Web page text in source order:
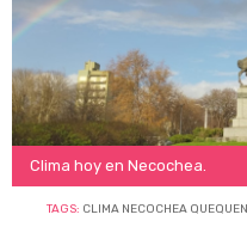
Clima hoy en Necochea.
TAGS: CLIMA NECOCHEA QUEQUEN